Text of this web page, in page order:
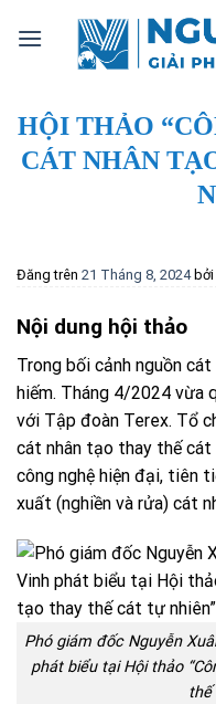
qua
HỘI THẢO
CÁT NHÂN
Đăng trên 21 Tháng 8, 2024bởi
Nội dung hội thảo
Trong bối cảnh nguồn
hiếm. Tháng 4/2024 vừa
với Tập đoàn Terex. Tổ
cát nhân tạo thay thế cát
công nghệ hiện đại, tiên
xuất (nghiền và rửa) cát
Phó giám đốc Nguyễn
phát biểu tại Hội thảo
thế